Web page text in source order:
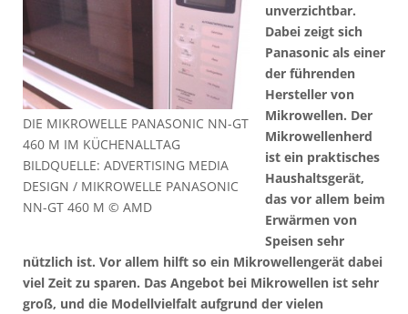
DIE MIKROWELLE PANASONIC NN-GT
460 M IM KÜCHENALLTAG
BILDQUELLE: ADVERTISING MEDIA
DESIGN / MIKROWELLE PANASONIC
NN-GT 460 M © AMD
unverzichtbar.
Dabei zeigt sich
Panasonic als einer
der führenden
Hersteller von
Mikrowellen. Der
Mikrowellenherd
ist ein praktisches
Haushaltsgerät,
das vor allem beim
Erwärmen von
Speisen sehr
nützlich ist. Vor allem hilft so ein Mikrowellengerät dabei
viel Zeit zu sparen. Das Angebot bei Mikrowellen ist sehr
groß, und die Modellvielfalt aufgrund der vielen